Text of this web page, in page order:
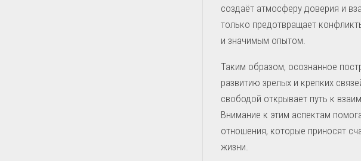
создаёт атмосферу доверия и
только предотвращает
и значимым опытом.
Таким образом, осознанное
развитию зрелых и крепких
свободой открывает путь к
Внимание к этим аспектам
отношения, которые приносят
жизни.